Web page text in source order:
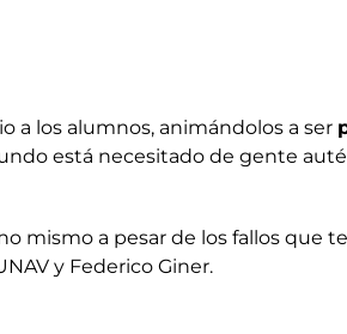
a los alumnos, animándolos a ser
está necesitado de gente
mismo a pesar de los fallos que
y Federico Giner.